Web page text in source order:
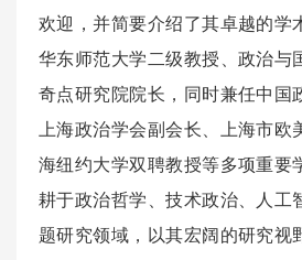
欢迎，并简要介绍了其卓越的学
华东师范大学二级教授、政治与
奇点研究院院长，同时兼任中国
上海政治学会副会长、上海市欧
海纽约大学双聘教授等多项重要
耕于政治哲学、技术政治、人工
题研究领域，以其宏阔的研究视